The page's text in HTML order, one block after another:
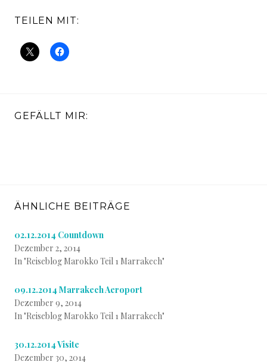
TEILEN MIT:
GEFÄLLT MIR:
ÄHNLICHE BEITRÄGE
02.12.2014 Countdown
Dezember 2, 2014
In "Reiseblog Marokko Teil 1 Marrakech"
09.12.2014 Marrakech Aeroport
Dezember 9, 2014
In "Reiseblog Marokko Teil 1 Marrakech"
30.12.2014 Visite
Dezember 30, 2014